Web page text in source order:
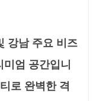
강남 주요 비즈
엄 공간입니
로 완벽한 격